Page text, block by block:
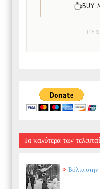
BUY
Τα καλύτερα των
Βόλτα στην